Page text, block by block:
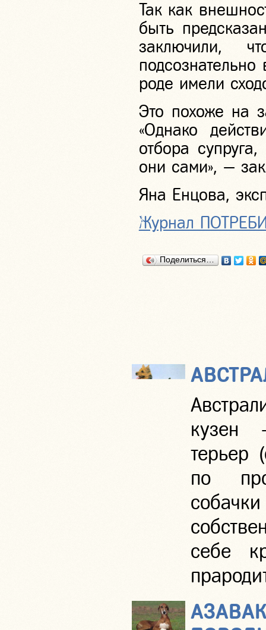
Так как
быть
заключили,
роде имели
Это похоже на
«Однако
отбора
они сами», —
Яна Енцова,
Журнал
Поделиться…
кузен
терьер
по
себе